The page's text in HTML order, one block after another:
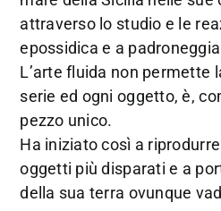
attraverso lo studio e le
epossidica e a
L’arte fluida non permette
serie ed ogni oggetto, è,
pezzo unico.
Ha iniziato così a
oggetti più disparati e a
della sua terra ovunque